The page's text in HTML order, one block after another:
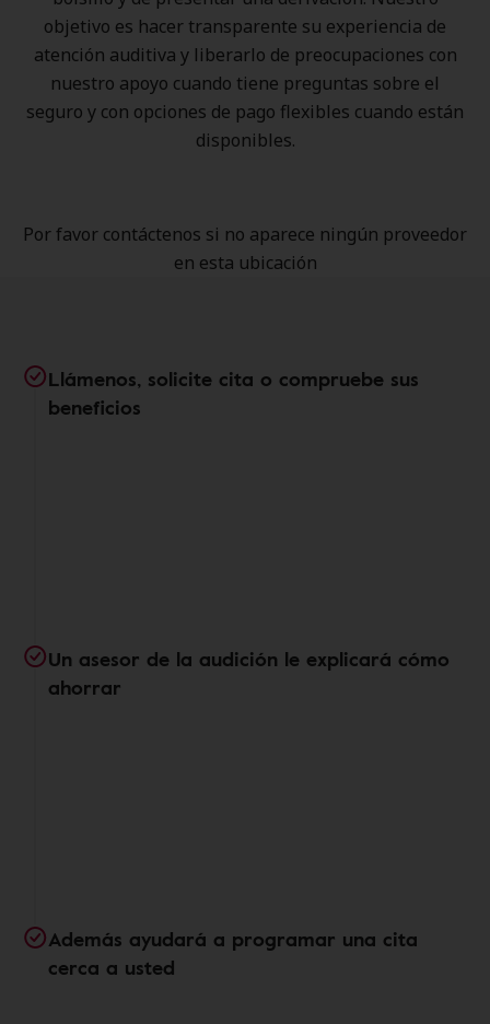
objetivo es hacer transparente su experiencia de
atención auditiva y liberarlo de preocupaciones con
nuestro apoyo cuando tiene preguntas sobre el
seguro y con opciones de pago flexibles cuando están
disponibles.
Por favor contáctenos si no aparece ningún proveedor
en esta ubicación
Llámenos, solicite cita o compruebe sus
beneficios
Un asesor de la audición le explicará cómo
ahorrar
Además ayudará a programar una cita
cerca a usted